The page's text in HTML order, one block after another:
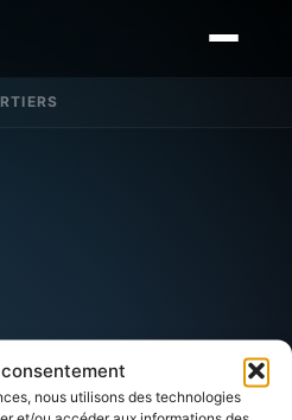
nous utilisons des technologies